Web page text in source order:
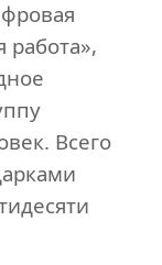
работа»,
Всего